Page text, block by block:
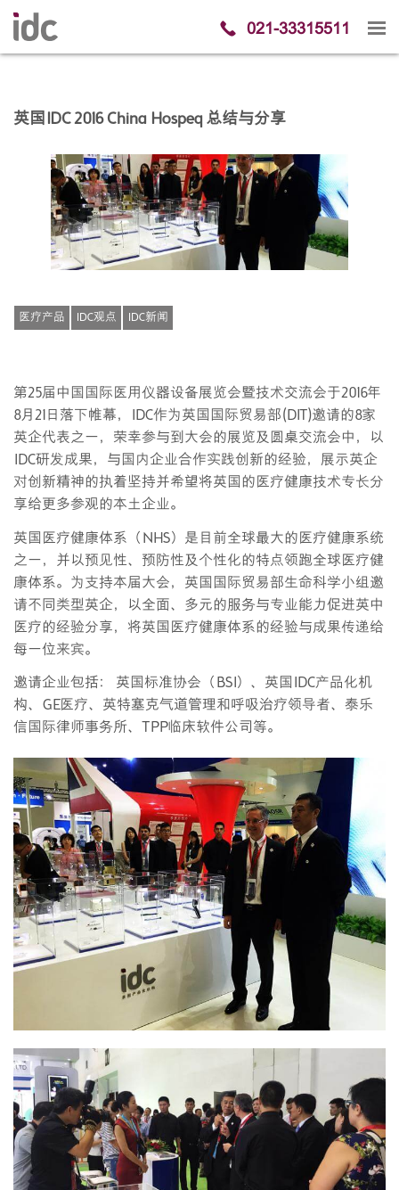
021-33315511
英国IDC 2016 China Hospeq 总结与分享
医疗产品 IDC观点 IDC新闻
第25届中国国际医用仪器设备展览会暨技术交流会于2016年
8月21日落下帷幕，IDC作为英国国际贸易部(DIT)邀请的8家
英企代表之一，荣幸参与到大会的展览及圆桌交流会中，以
IDC研发成果，与国内企业合作实践创新的经验，展示英企
对创新精神的执着坚持并希望将英国的医疗健康技术专长分
享给更多参观的本土企业。
英国医疗健康体系（NHS）是目前全球最大的医疗健康系统
之一，并以预见性、预防性及个性化的特点领跑全球医疗健
康体系。为支持本届大会，英国国际贸易部生命科学小组邀
请不同类型英企，以全面、多元的服务与专业能力促进英中
医疗的经验分享，将英国医疗健康体系的经验与成果传递给
每一位来宾。
邀请企业包括： 英国标准协会（BSI）、英国IDC产品化机
构、GE医疗、英特塞克气道管理和呼吸治疗领导者、泰乐
信国际律师事务所、TPP临床软件公司等。